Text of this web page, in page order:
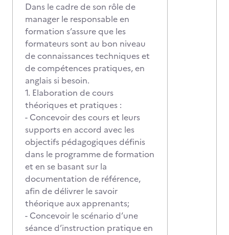
Dans le cadre de son rôle de
manager le responsable en
formation s’assure que les
formateurs sont au bon niveau
de connaissances techniques et
de compétences pratiques, en
anglais si besoin.
1. Elaboration de cours
théoriques et pratiques :
- Concevoir des cours et leurs
supports en accord avec les
objectifs pédagogiques définis
dans le programme de formation
et en se basant sur la
documentation de référence,
afin de délivrer le savoir
théorique aux apprenants;
- Concevoir le scénario d’une
séance d’instruction pratique en